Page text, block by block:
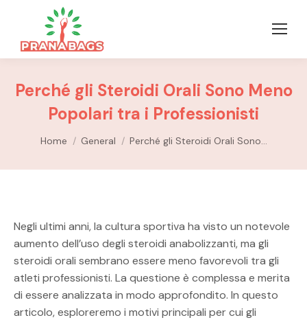
Perché gli Steroidi Orali Sono Meno
Popolari tra i Professionisti
You are here:
Home General Perché gli Steroidi Orali Sono…
Negli ultimi anni, la cultura sportiva ha visto un notevole
aumento dell’uso degli steroidi anabolizzanti, ma gli
steroidi orali sembrano essere meno favorevoli tra gli
atleti professionisti. La questione è complessa e merita
di essere analizzata in modo approfondito. In questo
articolo, esploreremo i motivi principali per cui gli